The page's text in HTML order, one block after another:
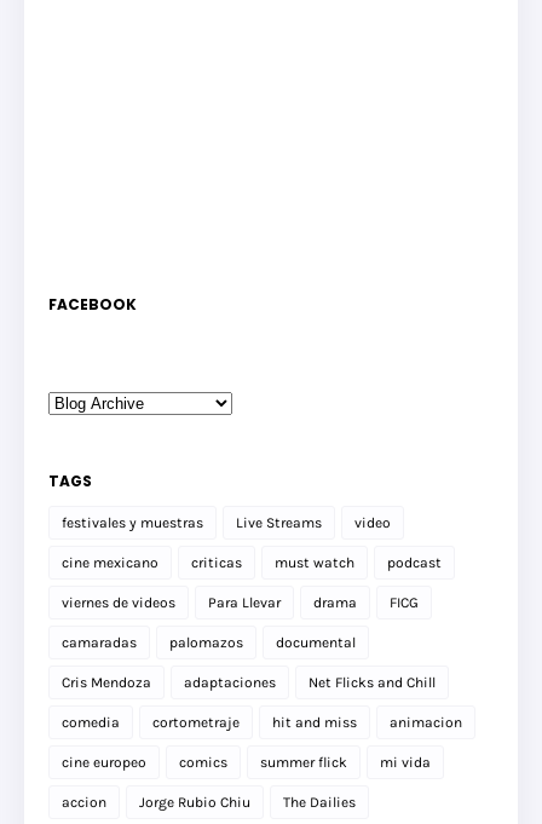
FACEBOOK
TAGS
festivales y muestras Live Streams video
cine mexicano criticas must watch podcast
viernes de videos Para Llevar drama FICG
camaradas palomazos documental
Cris Mendoza adaptaciones Net Flicks and Chill
comedia cortometraje hit and miss animacion
cine europeo comics summer flick mi vida
accion Jorge Rubio Chiu The Dailies